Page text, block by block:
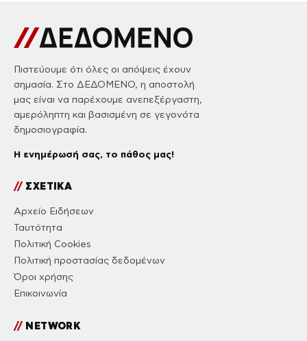
Πιστεύουμε ότι όλες οι απόψεις έχουν
σημασία. Στο ΔΕΔΟΜΕΝΟ, η αποστολή
μας είναι να παρέχουμε ανεπεξέργαστη,
αμερόληπτη και βασισμένη σε γεγονότα
δημοσιογραφία.
Η ενημέρωσή σας, το πάθος μας!
//ΣΧΕΤΙΚΑ
Αρχείο Ειδήσεων
Ταυτότητα
Πολιτική Cookies
Πολιτική προστασίας δεδομένων
Όροι χρήσης
Επικοινωνία
//NETWORK